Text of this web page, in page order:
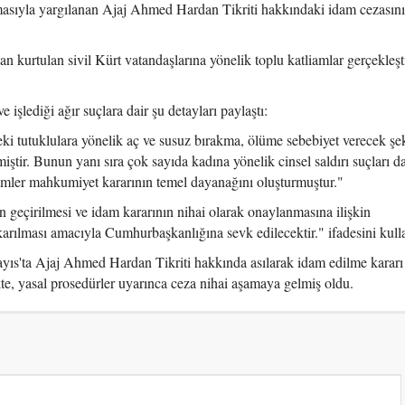
yargılanan Ajaj Ahmed Hardan Tikriti hakkındaki idam cezasını
kurtulan sivil Kürt vatandaşlarına yönelik toplu katliamlar
işlediği ağır suçlara dair şu detayları paylaştı:
tutuklulara yönelik aç ve susuz bırakma, ölüme sebebiyet verecek
Bunun yanı sıra çok sayıda kadına yönelik cinsel saldırı suçları
mahkumiyet kararının temel dayanağını oluşturmuştur."
geçirilmesi ve idam kararının nihai olarak onaylanmasına ilişkin
amacıyla Cumhurbaşkanlığına sevk edilecektir." ifadesini
Ajaj Ahmed Hardan Tikriti hakkında asılarak idam edilme
yasal prosedürler uyarınca ceza nihai aşamaya gelmiş oldu.